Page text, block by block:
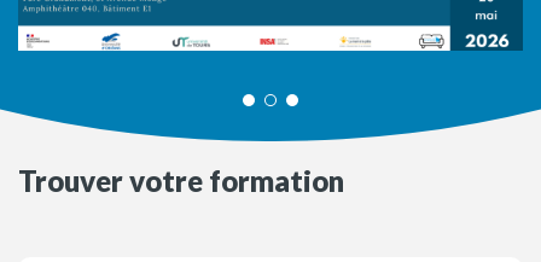
Trouver votre formation